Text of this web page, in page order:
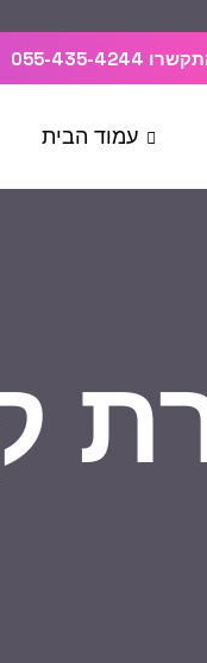
055-435-4244
עמוד הבית